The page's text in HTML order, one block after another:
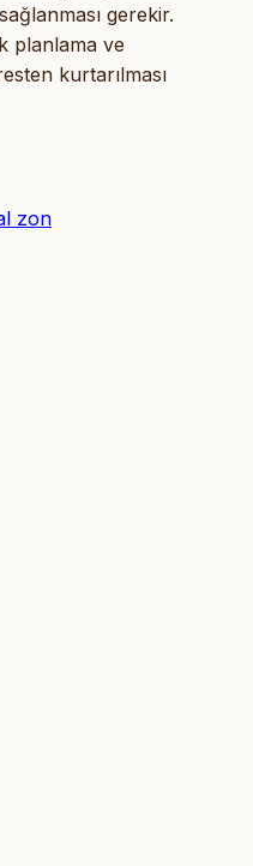
gerekir.
planlama ve
kurtarılması
zon